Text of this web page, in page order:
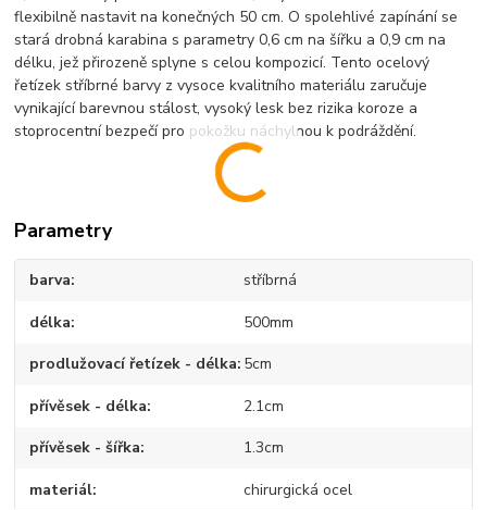
flexibilně nastavit na konečných 50 cm. O spolehlivé zapínání se
stará drobná karabina s parametry 0,6 cm na šířku a 0,9 cm na
délku, jež přirozeně splyne s celou kompozicí. Tento ocelový
řetízek stříbrné barvy z vysoce kvalitního materiálu zaručuje
vynikající barevnou stálost, vysoký lesk bez rizika koroze a
stoprocentní bezpečí pro pokožku náchylnou k podráždění.
Parametry
barva stříbrná
délka 500mm
prodlužovací řetízek - délka 5cm
přívěsek - délka 2.1cm
přívěsek - šířka 1.3cm
materiál chirurgická ocel